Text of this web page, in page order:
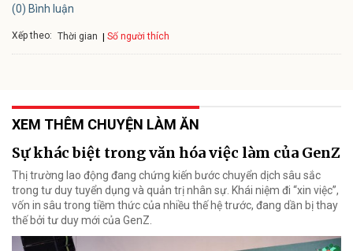
(0) Bình luận
Xếp theo: Thời gian Số người thích
XEM THÊM CHUYỆN LÀM ĂN
Sự khác biệt trong văn hóa việc làm của GenZ
Thị trường lao động đang chứng kiến bước chuyển dịch sâu sắc
trong tư duy tuyển dụng và quản trị nhân sự. Khái niệm đi “xin việc”,
vốn in sâu trong tiềm thức của nhiều thế hệ trước, đang dần bị thay
thế bởi tư duy mới của GenZ.